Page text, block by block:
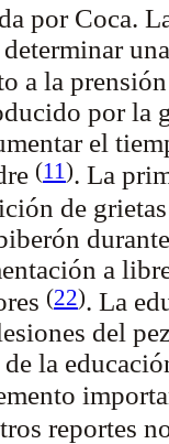
por Coca.
a la
por la
el
(11). La
de
a
(22). La
del
la
reportes